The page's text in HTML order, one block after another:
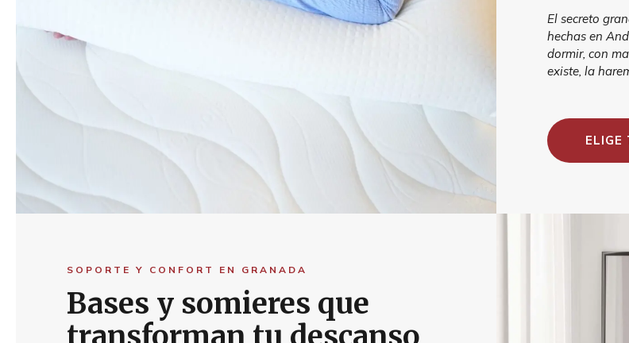
El secreto
hechas en
dormir, con
existe, la
ELIGE
SOPORTE Y CONFORT EN GRANADA
Bases y somieres que